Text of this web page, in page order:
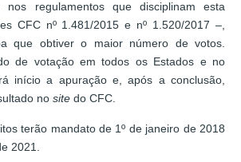
nos regulamentos que disciplinam esta
CFC nº 1.481/2015 e nº 1.520/2017 –,
que obtiver o maior número de votos.
de votação em todos os Estados e no
início a apuração e, após a conclusão,
no site do CFC.
terão mandato de 1º de janeiro de 2018
2021.